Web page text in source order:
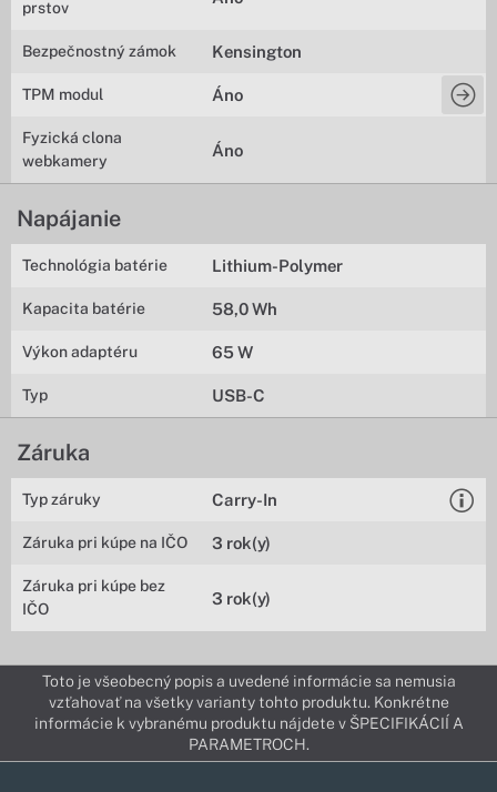
prstov
Bezpečnostný zámok Kensington
TPM modul Áno
Fyzická clona
webkamery
Áno
Napájanie
Technológia batérie Lithium-Polymer
Kapacita batérie 58,0 Wh
Výkon adaptéru 65 W
Typ USB-C
Záruka
Typ záruky Carry-In
Záruka pri kúpe na IČO 3 rok(y)
Záruka pri kúpe bez
IČO
3 rok(y)
Toto je všeobecný popis a uvedené informácie sa nemusia
vzťahovať na všetky varianty tohto produktu. Konkrétne
informácie k vybranému produktu nájdete v ŠPECIFIKÁCIÍ A
PARAMETROCH.